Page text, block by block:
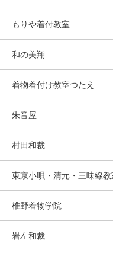
もりや着付教室
和の美翔
着物着付け教室つたえ
朱音屋
村田和裁
東京小唄・清元・三味線教
椎野着物学院
岩左和裁